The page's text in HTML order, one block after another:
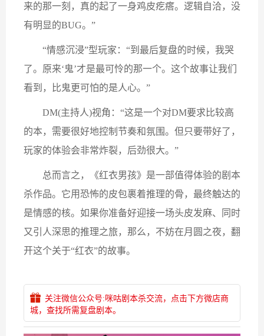
来的那一刻，真的起了一身鸡皮疙瘩。逻辑自洽，没
有明显的BUG。”
“情感沉浸”型玩家：“到最后复盘的时候，我哭
了。原来‘鬼’才是最可怜的那一个。这个故事让我们
看到，比鬼更可怕的是人心。”
DM(主持人)视角：“这是一个对DM要求比较高
的本，需要很好地控制节奏和氛围。但只要带好了，
玩家的体验会非常炸裂，后劲很大。”
总而言之，《红衣男孩》是一部值得体验的剧本
杀作品。它用恐怖的皮包裹着推理的骨，最终触达的
是情感的核。如果你准备好迎接一场头皮发麻、同时
又引人深思的推理之旅，那么，不妨在月圆之夜，翻
开这个关于“红衣”的故事。
关注微信公众号:咪咕剧本杀交流，点击下方微店商
城，查找所需复盘剧本。